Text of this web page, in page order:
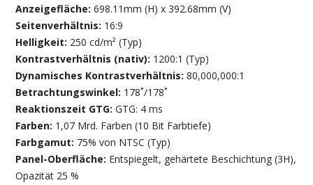
Anzeigefläche:698.11mm (H) x 392.68mm (V)
Seitenverhältnis: 16:9
Helligkeit: 250 cd/m² (Typ)
Kontrastverhältnis (nativ): 1200:1 (Typ)
Dynamisches Kontrastverhältnis:80,000,000:1
Betrachtungswinkel: 178˚/178˚
Reaktionszeit GTG:GTG: 4 ms
Farben: 1,07 Mrd. Farben (10 Bit Farbtiefe)
Farbgamut: 75% von NTSC (Typ)
Panel-Oberfläche: Entspiegelt, gehärtete Beschichtung (3H),
Opazität 25 %